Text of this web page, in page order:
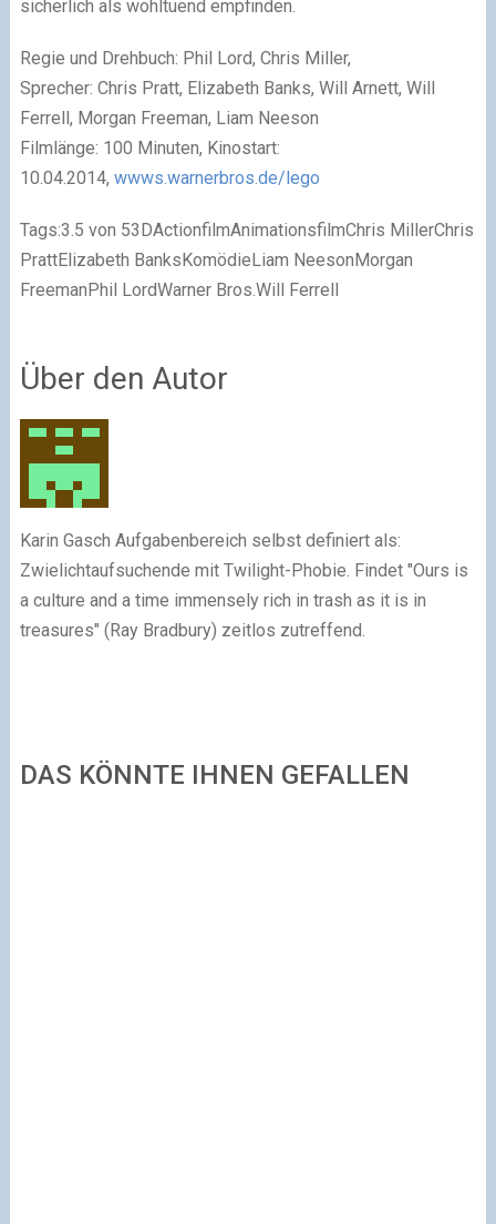
sicherlich als wohltuend empfinden.
Regie und Drehbuch: Phil Lord, Chris Miller,
Sprecher: Chris Pratt, Elizabeth Banks, Will Arnett, Will
Ferrell, Morgan Freeman, Liam Neeson
Filmlänge: 100 Minuten, Kinostart:
10.04.2014, wwws.warnerbros.de/lego
Tags:3.5 von 53DActionfilmAnimationsfilmChris MillerChris
PrattElizabeth BanksKomödieLiam NeesonMorgan
FreemanPhil LordWarner Bros.Will Ferrell
Über den Autor
Karin Gasch Aufgabenbereich selbst definiert als:
Zwielichtaufsuchende mit Twilight-Phobie. Findet "Ours is
a culture and a time immensely rich in trash as it is in
treasures" (Ray Bradbury) zeitlos zutreffend.
DAS KÖNNTE IHNEN GEFALLEN